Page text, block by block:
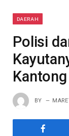
DAERAH
Polisi
BY